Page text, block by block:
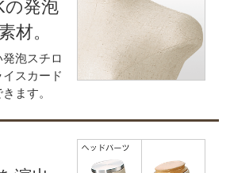
の発泡
材。
泡スチロ
スカード
ます。